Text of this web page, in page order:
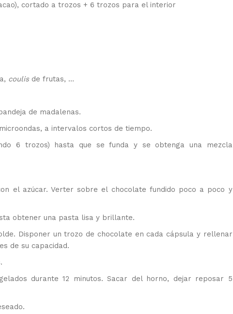
cortado a trozos + 6 trozos para el interior
coulis de frutas, …
de madalenas.
a intervalos cortos de tiempo.
6 trozos) hasta que se funda y se obtenga una mezcla
el azúcar. Verter sobre el chocolate fundido poco a poco y
obtener una pasta lisa y brillante.
Disponer un trozo de chocolate en cada cápsula y rellenar
de su capacidad.
durante 12 minutos. Sacar del horno, dejar reposar 5